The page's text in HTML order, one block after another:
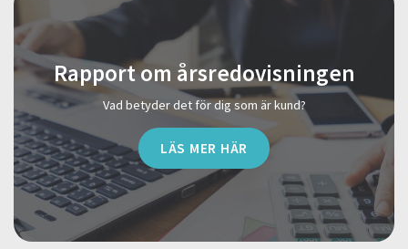
Rapport om årsredovisningen
Vad betyder det för dig som är kund?
LÄS MER HÄR